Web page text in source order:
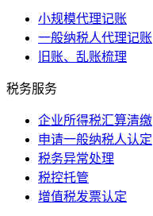
小规模代理记账
一般纳税人代理记账
旧账、乱账梳理
税务服务
企业所得税汇算清缴
申请一般纳税人认定
税务异常处理
税控托管
增值税发票认定